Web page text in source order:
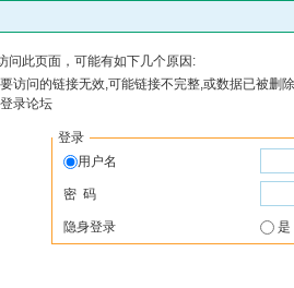
问此页面，可能有如下几个原因:
访问的链接无效,可能链接不完整,或数据已被删
录论坛
登录
用户名
密 码
隐身登录